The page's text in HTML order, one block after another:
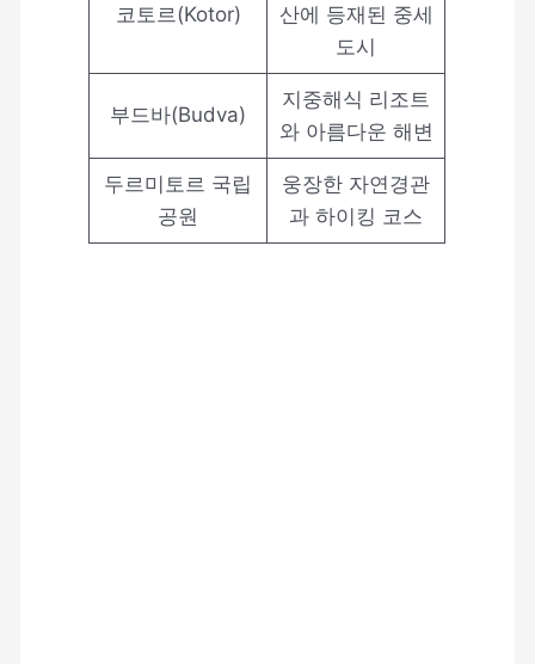
코토르(Kotor)
산에 등재된 중세
도시
부드바(Budva)
지중해식 리조트
와 아름다운 해변
두르미토르 국립
공원
웅장한 자연경관
과 하이킹 코스